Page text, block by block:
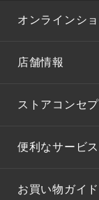
オンラインシ
店舗情報
ストアコンセプ
便利なサービ
お買い物ガイド